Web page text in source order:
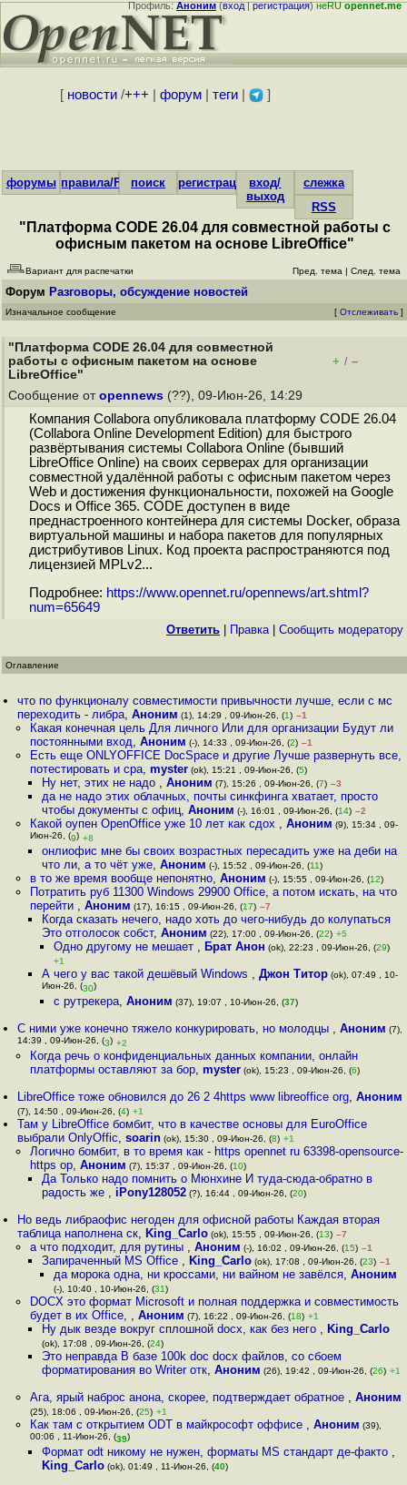
Профиль:Аноним(вход|регистрация)неRUopennet.me
[ новости/+++ форум| теги| ]
форумы правила/FAQпоиск регистрациявход/
выход
слежка
RSS
"Платформа CODE 26.04 для совместной работы с
офисным пакетом на основе LibreOffice"
Вариант для распечатки Пред. тема | След. тема
Форум Разговоры, обсуждение новостей
Изначальное сообщение [ Отслеживать ]
"Платформа CODE 26.04 для совместной
работы с офисным пакетом на основе
LibreOffice"
+ / –
Сообщение от opennews (??), 09-Июн-26, 14:29
Компания Collabora опубликовала платформу CODE 26.04
(Collabora Online Development Edition) для быстрого
развёртывания системы Collabora Online (бывший
LibreOffice Online) на своих серверах для организации
совместной удалённой работы с офисным пакетом через
Web и достижения функциональности, похожей на Google
Docs и Office 365. CODE доступен в виде
преднастроенного контейнера для системы Docker, образа
виртуальной машины и набора пакетов для популярных
дистрибутивов Linux. Код проекта распространяются под
лицензией MPLv2...
Подробнее: https://www.opennet.ru/opennews/art.shtml?
num=65649
Ответить Правка| Cообщить модератору
Оглавление
что по функционалу совместимости привычности лучше, если с мс
переходить - либра,Аноним (1), 14:29 , 09-Июн-26, (1) –1
Какая конечная цель Для личного Или для организации Будут ли
постоянными вход, Аноним (-), 14:33 , 09-Июн-26, (2) –1
Есть еще ONLYOFFICE DocSpace и другие Лучше развернуть все,
потестировать и сра, myster(ok), 15:21 , 09-Июн-26, (5)
Ну нет, этих не надо , Аноним (7), 15:26 , 09-Июн-26, (7) –3
да не надо этих облачных, почты синкфинга хватает, просто
чтобы документы с офиц, Аноним (-), 16:01 , 09-Июн-26, (14) –2
Какой оупен OpenOffice уже 10 лет как сдох , Аноним (9), 15:34 , 09-
Июн-26, (9) +8
онлиофис мне бы своих возрастных пересадить уже на деби на
что ли, а то чёт уже, Аноним (-), 15:52 , 09-Июн-26, (11)
в то же время вообще непонятно, Аноним (-), 15:55 , 09-Июн-26, (12)
Потратить руб 11300 Windows 29900 Office, а потом искать, на что
перейти , Аноним (17), 16:15 , 09-Июн-26, (17) –7
Когда сказать нечего, надо хоть до чего-нибудь до колупаться
Это отголосок собст, Аноним (22), 17:00 , 09-Июн-26, (22) +5
Одно другому не мешает , Брат Анон (ok), 22:23 , 09-Июн-26, (29)
+1
А чего у вас такой дешёвый Windows , Джон Титор(ok), 07:49 , 10-
Июн-26, (30)
с рутрекера,Аноним (37), 19:07 , 10-Июн-26, (37)
С ними уже конечно тяжело конкурировать, но молодцы ,Аноним (7),
14:39 , 09-Июн-26, (3) +2
Когда речь о конфиденциальных данных компании, онлайн
платформы оставляют за бор, myster(ok), 15:23 , 09-Июн-26, (6)
LibreOffice тоже обновился до 26 2 4https www libreoffice org,Аноним
(7), 14:50 , 09-Июн-26, (4) +1
Там у LibreOffice бомбит, что в качестве основы для EuroOffice
выбрали OnlyOffic,soarin (ok), 15:30 , 09-Июн-26, (8) +1
Логично бомбит, в то время как - https opennet ru 63398-opensource-
https op, Аноним (7), 15:37 , 09-Июн-26, (10)
Да Только надо помнить о Мюнхине И туда-сюда-обратно в
радость же , iPony128052(?), 16:44 , 09-Июн-26, (20)
Но ведь либраофис негоден для офисной работы Каждая вторая
таблица наполнена ск, King_Carlo (ok), 15:55 , 09-Июн-26, (13) –7
а что подходит, для рутины , Аноним (-), 16:02 , 09-Июн-26, (15) –1
Запираченный MS Office , King_Carlo(ok), 17:08 , 09-Июн-26, (23) –1
да морока одна, ни кроссами, ни вайном не завёлся,Аноним
(-), 10:40 , 10-Июн-26, (31)
DOCX это формат Microsoft и полная поддержка и совместимость
будет в их Office, , Аноним (7), 16:22 , 09-Июн-26, (18) +1
Ну дык везде вокруг сплошной docx, как без него , King_Carlo
(ok), 17:08 , 09-Июн-26, (24)
Это неправда В базе 100k doc docx файлов, со сбоем
форматирования во Writer отк, Аноним (26), 19:42 , 09-Июн-26, (26) +1
Ага, ярый наброс анона, скорее, подтверждает обратное , Аноним
(25), 18:06 , 09-Июн-26, (25) +1
Как там с открытием ODT в майкрософт оффисе , Аноним (39),
00:06 , 11-Июн-26, (39)
Формат odt никому не нужен, форматы MS стандарт де-факто ,
King_Carlo(ok), 01:49 , 11-Июн-26, (40)